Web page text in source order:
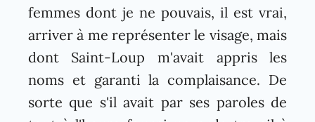
femmes dont je ne pouvais, il est vrai,
arriver à me représenter le visage, mais
dont Saint-Loup m'avait appris les
noms et garanti la complaisance. De
sorte que s'il avait par ses paroles de